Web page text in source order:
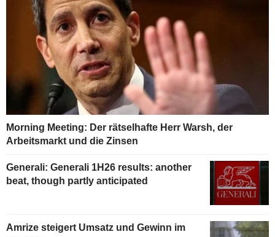
Morning Meeting: Der rätselhafte Herr Warsh, der
Arbeitsmarkt und die Zinsen
Generali: Generali 1H26 results: another
beat, though partly anticipated
Amrize steigert Umsatz und Gewinn im